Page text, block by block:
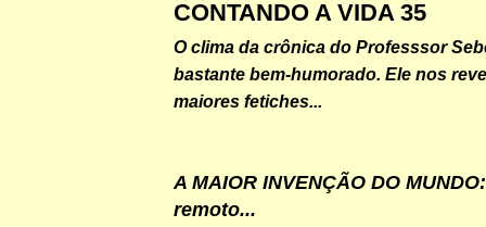
CONTANDO A VIDA 35
O clima da crônica do Professsor
bastante bem-humorado. Ele nos
maiores fetiches...
A MAIOR INVENÇÃO DO
remoto...